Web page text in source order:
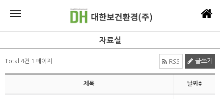
자료실
Total 4건 1 페이지 RSS 글쓰기
제목 날짜